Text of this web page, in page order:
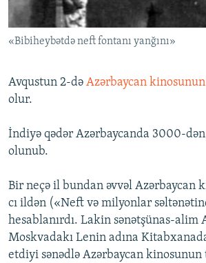
KARIKATURA
İSLAM VƏ DEMOKRATIYA
İZ - MƏDƏNIYYƏT PROQRAMI
PEŞƏ ETIKASI VƏ JURNALISTIKA
MATERIALLARIMIZDAN ISTIFADƏ
BIZI IZLƏ
«Bibiheybətdə neft fontanı yanğını»
Avqustun 2-də Azərbaycan kinosunun
olur.
İndiyə qədər Azərbaycanda 3000-
olunub.
Bir neçə il bundan əvvəl Azərbaycan
cı ildən («Neft və milyonlar
hesablanırdı. Lakin sənətşünas-alim
Moskvadakı Lenin adına
etdiyi sənədlə Azərbaycan